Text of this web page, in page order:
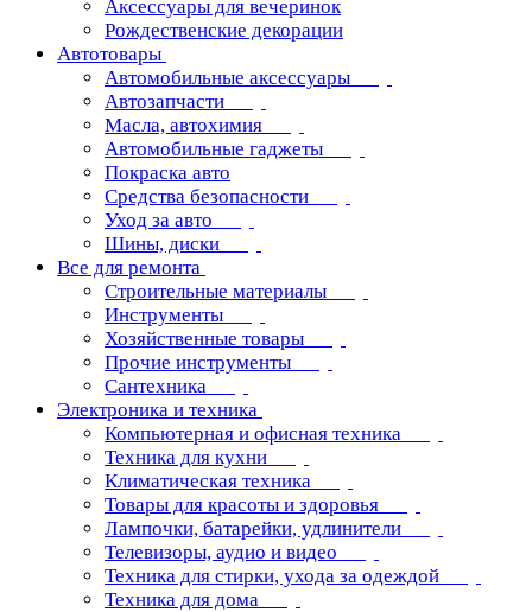
Аксессуары для вечеринок
Рождественские декорации
Автотовары
Автомобильные аксессуары
Автозапчасти
Масла, автохимия
Автомобильные гаджеты
Покраска авто
Средства безопасности
Уход за авто
Шины, диски
Все для ремонта
Строительные материалы
Инструменты
Хозяйственные товары
Прочие инструменты
Сантехника
Электроника и техника
Компьютерная и офисная техника
Техника для кухни
Климатическая техника
Товары для красоты и здоровья
Лампочки, батарейки, удлинители
Телевизоры, аудио и видео
Техника для стирки, ухода за одеждой
Техника для дома